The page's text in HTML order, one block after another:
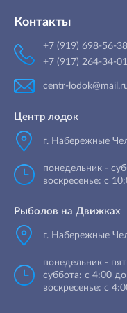
Контакты
+7 (919) 698-56-38
+7 (917) 264-34-01
centr-
Центр лодок
г. Набережные
понедельник -
воскресенье: с
Рыболов на Движках
г. Набережные
понедельник -
суббота: с 4:00
воскресенье: с